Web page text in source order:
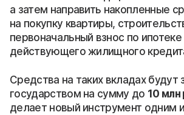
а затем направить накопленные
на покупку квартиры,
первоначальный взнос по
действующего жилищного
Средства на таких вкладах будут
государством на сумму до 10 млн
делает новый инструмент одним